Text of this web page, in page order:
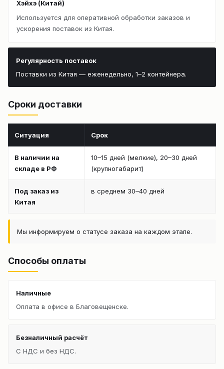
Хэйхэ (Китай)
Используется для оперативной обработки заказов и
ускорения поставок из Китая.
Регулярность поставок
Поставки из Китая — еженедельно, 1–2 контейнера.
Сроки доставки
Ситуация Срок
В наличии на
складе в РФ
10–15 дней (мелкие), 20–30 дней
(крупногабарит)
Под заказ из
Китая
в среднем 30–40 дней
Мы информируем о статусе заказа на каждом этапе.
Способы оплаты
Наличные
Оплата в офисе в Благовещенске.
Безналичный расчёт
С НДС и без НДС.